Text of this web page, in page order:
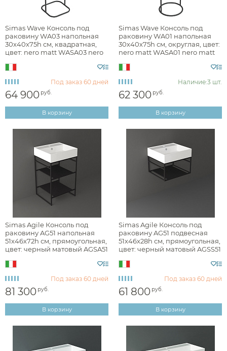
брашированная
глянцевая
английская классика
минимализм
экостиль
Раздел каталога
консоли
Simas Wave Консоль под
раковину WA03 напольная
30х40х75h см, квадратная,
цвет: nero matt WASA03 nero
Под заказ 60 дней
64 900 руб.
В корзину
Simas Wave Консоль под
раковину WA01 напольная
30х40х75h см, округлая, цвет:
nero matt WASA01 nero matt
Наличие:3 шт.
62 300 руб.
В корзину
Simas Agile Консоль под
раковину AG51 напольная
51х46х72h см, прямоугольная,
цвет: черный матовый AGSA51
Под заказ 60 дней
81 300 руб.
В корзину
Simas Agile Консоль под
раковину AG51 подвесная
51х46х28h см, прямоугольная,
цвет: черный матовый AGSS51
Под заказ 60 дней
61 800 руб.
В корзину